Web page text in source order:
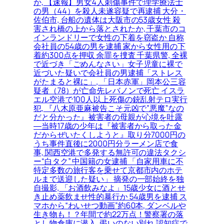
の男（44）を殺人未遂容疑で再逮捕 大分・
佐伯市, 台船の遺体は大阪市の53歳女性 殺
害され橋の上から落とされたか, 千葉市のコ
インランドリーで女性の下着を窃盗か 自称
会社員の54歳の男を逮捕 家から女性用の下
着約300点を押収 余罪を捜査 千葉県警, 全裸
で近づき「ごめんなさい」女子児童に裸で
近づいた疑いで会社員の男逮捕「ストレス
がたまると裸に」, 「日本赤軍」岡本公三容
疑者（78）が亡命先レバノンで死亡 イスラ
エル空港で100人以上死傷の銃乱射テロ実行
犯, 『八木原亜麻被告こそ元凶で”悪魔”なの
だと分かった』被害者の母親が心境を吐露
―当時17歳の少年は『被害者から取った金
だからぜいたくしようと』取り分7000円の
うち事件直後に2000円分ラーメン店で食
事, 関西空港で多発する無許可の違法タクシ
ー“白タク” 中国籍の女逮捕 「自家用車に不
特定多数の旅行客を乗せて京都市内のホテ
ルまで送迎した疑い」 摘発の一部始終を独
自撮影, 「お酒飲みなよ」15歳少女に酒とせ
き止め薬飲ませ性的暴行か 54歳男を逮捕 ス
マホから“わいせつ動画”約60本, ダンベルや
生き物も！？年間で約22万点！警察署の落